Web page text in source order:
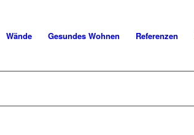
Wände Gesundes Wohnen Referenzen